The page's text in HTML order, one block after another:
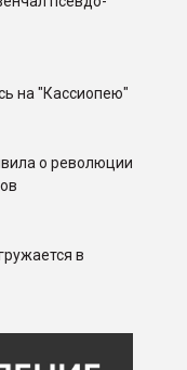
на "Кассиопею"
о революции
в